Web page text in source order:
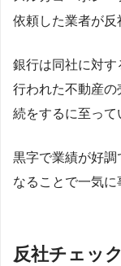
依頼した業者が反
銀行は同社に対
行われた不動産
続をするに至って
黒字で業績が好調
なることで一気に
反社チェッ